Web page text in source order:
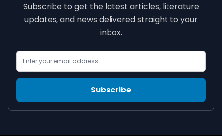
Subscribe to get the latest articles, literature
updates, and news delivered straight to your
inbox.
Subscribe